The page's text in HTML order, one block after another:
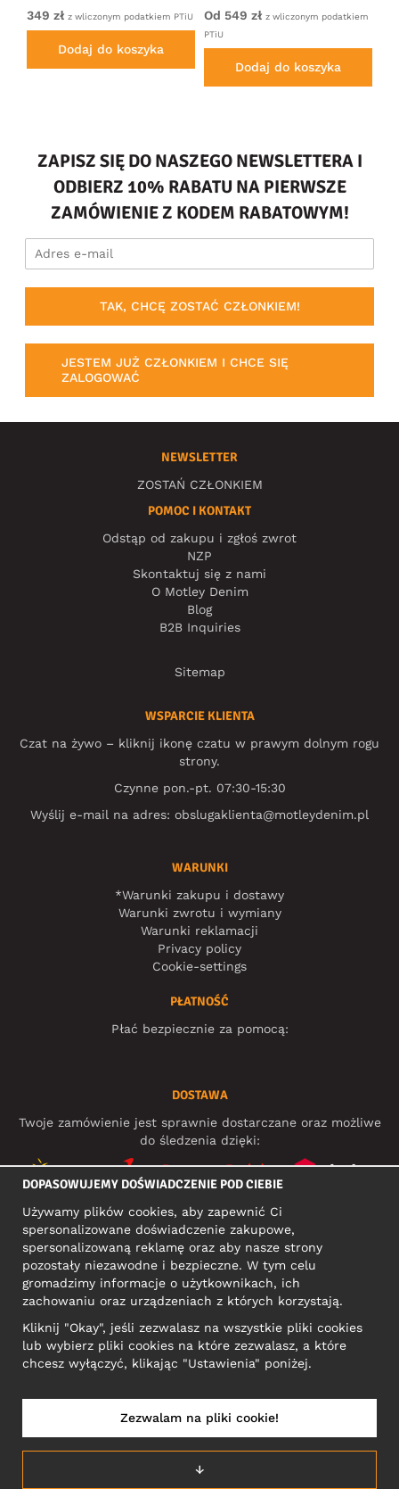
349 zł z wliczonym podatkiem PTiU
Dodaj do koszyka
Od 549 zł z wliczonym podatkiem
PTiU
Dodaj do koszyka
ZAPISZ SIĘ DO NASZEGO NEWSLETTERA I
ODBIERZ 10% RABATU NA PIERWSZE
ZAMÓWIENIE Z KODEM RABATOWYM!
TAK, CHCĘ ZOSTAĆ CZŁONKIEM!
JESTEM JUŻ CZŁONKIEM I CHCE SIĘ
ZALOGOWAĆ
NEWSLETTER
ZOSTAŃ CZŁONKIEM
POMOC I KONTAKT
Odstąp od zakupu i zgłoś zwrot
NZP
Skontaktuj się z nami
O Motley Denim
Blog
B2B Inquiries
Sitemap
WSPARCIE KLIENTA
Czat na żywo – kliknij ikonę czatu w prawym dolnym rogu
strony.
Czynne pon.-pt. 07:30-15:30
Wyślij e-mail na adres: obslugaklienta@motleydenim.pl
WARUNKI
*Warunki zakupu i dostawy
Warunki zwrotu i wymiany
Warunki reklamacji
Privacy policy
Cookie-settings
PŁATNOŚĆ
Płać bezpiecznie za pomocą:
DOSTAWA
Twoje zamówienie jest sprawnie dostarczane oraz możliwe
do śledzenia dzięki:
MEDIA SPOŁECZNOŚCIOWE
ADRES KONTAKTOWY
Narva mnt 5, EE-10117 Tallinn
Reg: 12356245
POLSKA/POLSKI
DOPASOWUJEMY DOŚWIADCZENIE POD CIEBIE
Używamy plików cookies, aby zapewnić Ci
spersonalizowane doświadczenie zakupowe,
spersonalizowaną reklamę oraz aby nasze strony
pozostały niezawodne i bezpieczne. W tym celu
gromadzimy informacje o użytkownikach, ich
zachowaniu oraz urządzeniach z których korzystają.
Kliknij "Okay", jeśli zezwalasz na wszystkie pliki cookies
lub wybierz pliki cookies na które zezwalasz, a które
chcesz wyłączyć, klikając "Ustawienia" poniżej.
↓
Zezwalam na pliki cookie!